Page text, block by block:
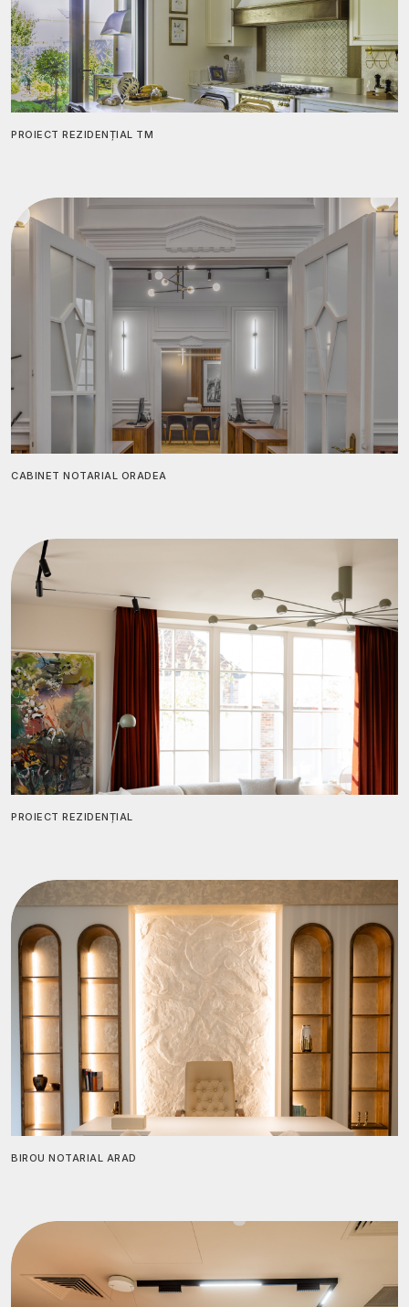
PROIECT REZIDENȚIAL TM
CABINET NOTARIAL ORADEA
PROIECT REZIDENȚIAL
BIROU NOTARIAL ARAD